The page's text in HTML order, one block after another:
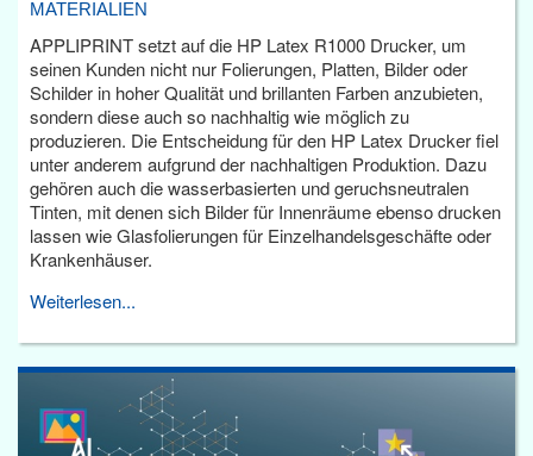
MATERIALIEN
APPLIPRINT setzt auf die HP Latex R1000 Drucker, um
seinen Kunden nicht nur Folierungen, Platten, Bilder oder
Schilder in hoher Qualität und brillanten Farben anzubieten,
sondern diese auch so nachhaltig wie möglich zu
produzieren. Die Entscheidung für den HP Latex Drucker fiel
unter anderem aufgrund der nachhaltigen Produktion. Dazu
gehören auch die wasserbasierten und geruchsneutralen
Tinten, mit denen sich Bilder für Innenräume ebenso drucken
lassen wie Glasfolierungen für Einzelhandelsgeschäfte oder
Krankenhäuser.
Weiterlesen...